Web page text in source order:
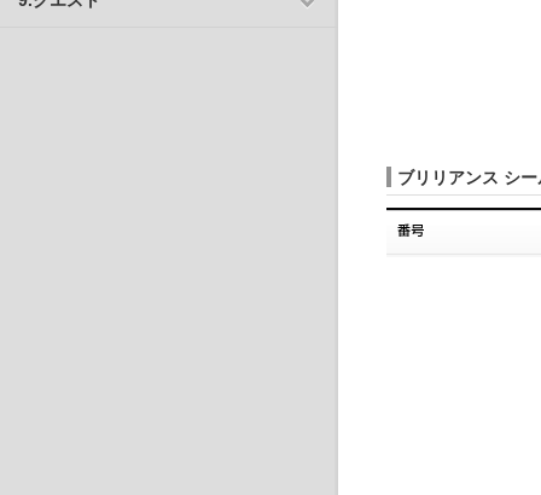
ブリリアンス シ